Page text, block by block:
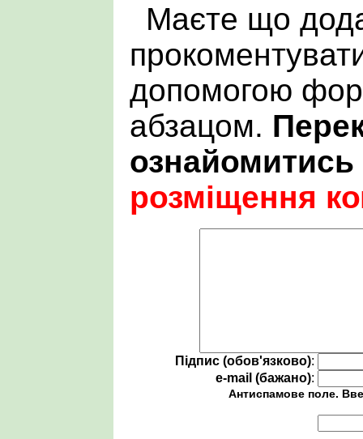
Маєте що
допомогою
абзацом.
розміщення
Підпис (обов'язково):
e-mail (бажано):
Антиспамове поле.